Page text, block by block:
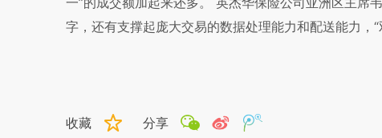
字，还有支撑起庞大交易的数据处理能力和配送能力，
收藏 分享